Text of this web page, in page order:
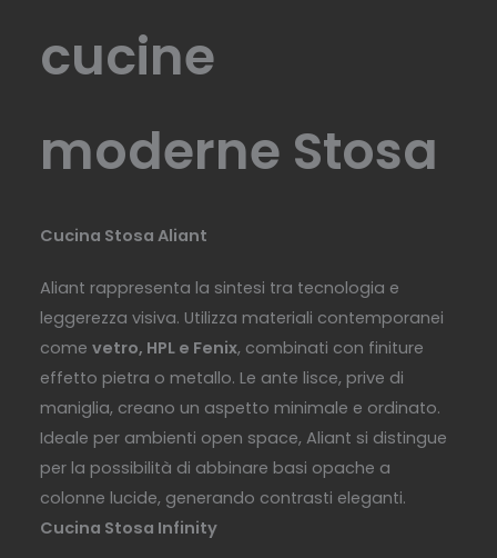
cucine
moderne Stosa
Cucina Stosa Aliant
Aliant rappresenta la sintesi tra tecnologia e
leggerezza visiva. Utilizza materiali contemporanei
come vetro, HPL e Fenix, combinati con finiture
effetto pietra o metallo. Le ante lisce, prive di
maniglia, creano un aspetto minimale e ordinato.
Ideale per ambienti open space, Aliant si distingue
per la possibilità di abbinare basi opache a
colonne lucide, generando contrasti eleganti.
Cucina Stosa Infinity